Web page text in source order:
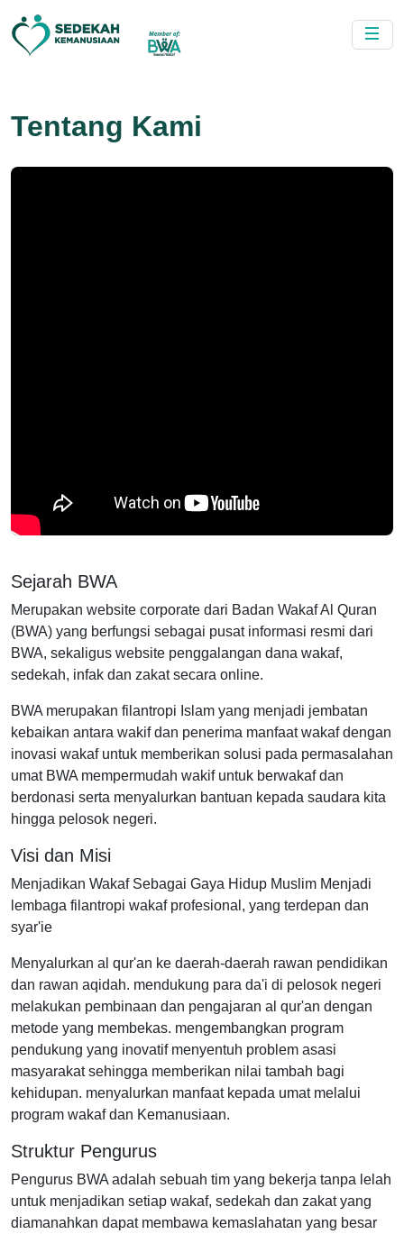
Tentang Kami
Sejarah BWA
Merupakan website corporate dari Badan Wakaf Al Quran
(BWA) yang berfungsi sebagai pusat informasi resmi dari
BWA, sekaligus website penggalangan dana wakaf,
sedekah, infak dan zakat secara online.
BWA merupakan filantropi Islam yang menjadi jembatan
kebaikan antara wakif dan penerima manfaat wakaf dengan
inovasi wakaf untuk memberikan solusi pada permasalahan
umat BWA mempermudah wakif untuk berwakaf dan
berdonasi serta menyalurkan bantuan kepada saudara kita
hingga pelosok negeri.
Visi dan Misi
Menjadikan Wakaf Sebagai Gaya Hidup Muslim Menjadi
lembaga filantropi wakaf profesional, yang terdepan dan
syar'ie
Menyalurkan al qur'an ke daerah-daerah rawan pendidikan
dan rawan aqidah. mendukung para da'i di pelosok negeri
melakukan pembinaan dan pengajaran al qur'an dengan
metode yang membekas. mengembangkan program
pendukung yang inovatif menyentuh problem asasi
masyarakat sehingga memberikan nilai tambah bagi
kehidupan. menyalurkan manfaat kepada umat melalui
program wakaf dan Kemanusiaan.
Struktur Pengurus
Pengurus BWA adalah sebuah tim yang bekerja tanpa lelah
untuk menjadikan setiap wakaf, sedekah dan zakat yang
diamanahkan dapat membawa kemaslahatan yang besar